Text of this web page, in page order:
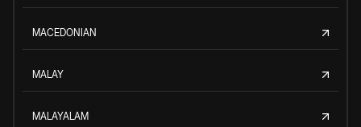
MACEDONIAN
MALAY
MALAYALAM